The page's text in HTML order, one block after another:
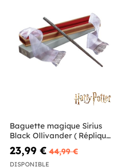
Baguette magique Sirius
Black Ollivander ( Réplique
Officielle) - Harry Potter
23,99 € 44,99 €
DISPONIBLE